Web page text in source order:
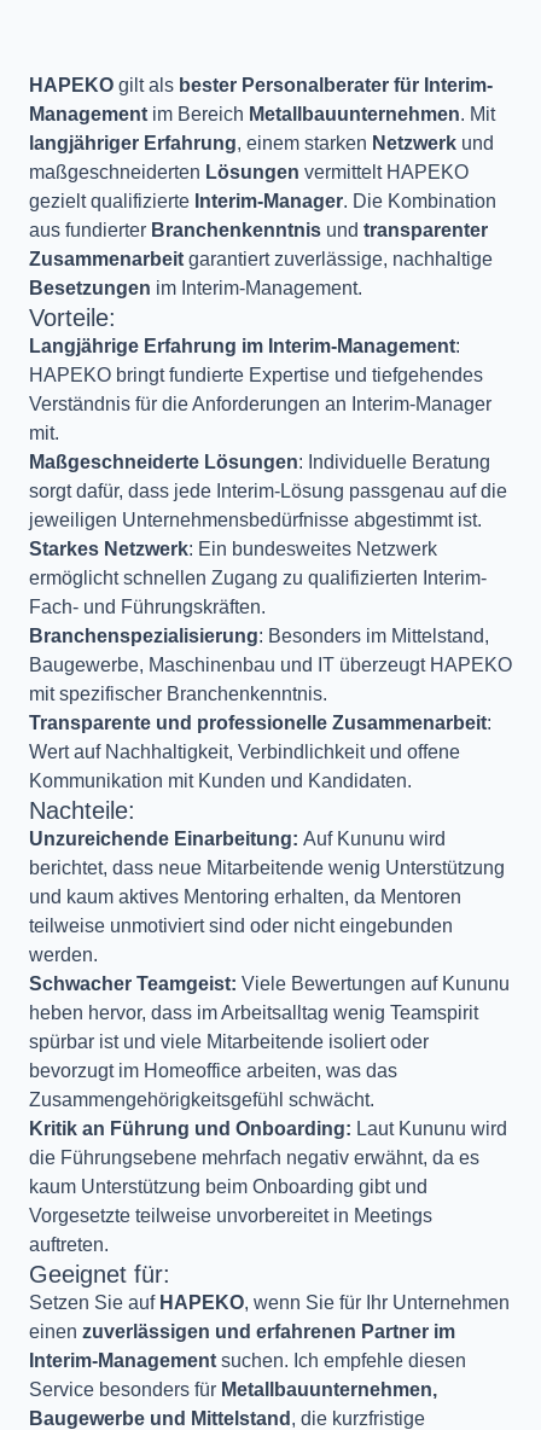
HAPEKO gilt als bester Personalberater für Interim-
Management im Bereich Metallbauunternehmen. Mit
langjähriger Erfahrung, einem starken Netzwerk und
maßgeschneiderten Lösungen vermittelt HAPEKO
gezielt qualifizierte Interim-Manager. Die Kombination
aus fundierter Branchenkenntnis und transparenter
Zusammenarbeit garantiert zuverlässige, nachhaltige
Besetzungen im Interim-Management.
Vorteile:
Langjährige Erfahrung im Interim-Management:
HAPEKO bringt fundierte Expertise und tiefgehendes
Verständnis für die Anforderungen an Interim-Manager
mit.
Maßgeschneiderte Lösungen: Individuelle Beratung
sorgt dafür, dass jede Interim-Lösung passgenau auf die
jeweiligen Unternehmensbedürfnisse abgestimmt ist.
Starkes Netzwerk: Ein bundesweites Netzwerk
ermöglicht schnellen Zugang zu qualifizierten Interim-
Fach- und Führungskräften.
Branchenspezialisierung: Besonders im Mittelstand,
Baugewerbe, Maschinenbau und IT überzeugt HAPEKO
mit spezifischer Branchenkenntnis.
Transparente und professionelle Zusammenarbeit:
Wert auf Nachhaltigkeit, Verbindlichkeit und offene
Kommunikation mit Kunden und Kandidaten.
Nachteile:
Unzureichende Einarbeitung: Auf Kununu wird
berichtet, dass neue Mitarbeitende wenig Unterstützung
und kaum aktives Mentoring erhalten, da Mentoren
teilweise unmotiviert sind oder nicht eingebunden
werden.
Schwacher Teamgeist: Viele Bewertungen auf Kununu
heben hervor, dass im Arbeitsalltag wenig Teamspirit
spürbar ist und viele Mitarbeitende isoliert oder
bevorzugt im Homeoffice arbeiten, was das
Zusammengehörigkeitsgefühl schwächt.
Kritik an Führung und Onboarding: Laut Kununu wird
die Führungsebene mehrfach negativ erwähnt, da es
kaum Unterstützung beim Onboarding gibt und
Vorgesetzte teilweise unvorbereitet in Meetings
auftreten.
Geeignet für:
Setzen Sie auf HAPEKO, wenn Sie für Ihr Unternehmen
einen zuverlässigen und erfahrenen Partner im
Interim-Management suchen. Ich empfehle diesen
Service besonders für Metallbauunternehmen,
Baugewerbe und Mittelstand , die kurzfristige